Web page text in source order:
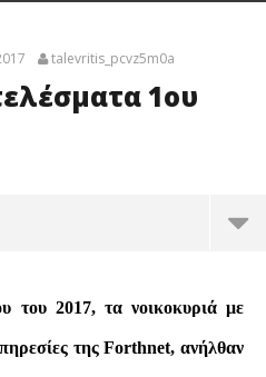
talevritis_pcvz5m0a
1ου
1ου εξαμήνου 2017
του 2017, τα νοικοκυριά με
τηςForthnet, ανήλθαν